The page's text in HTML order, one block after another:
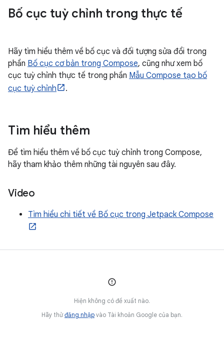
Bố cục tuỳ chỉnh trong thực tế
Hãy tìm hiểu thêm về bố cục và đối tượng sửa đổi trong
phần Bố cục cơ bản trong Compose, cũng như xem bố
cục tuỳ chỉnh thực tế trong phần Mẫu Compose tạo bố
cục tuỳ chỉnh
.
Tìm hiểu thêm
Để tìm hiểu thêm về bố cục tuỳ chỉnh trong Compose,
hãy tham khảo thêm những tài nguyên sau đây.
Video
Tìm hiểu chi tiết về Bố cục trong Jetpack Compose
Hiện không có đề xuất nào.
Hãy thửđăng nhập vào Tài khoản Google của bạn.